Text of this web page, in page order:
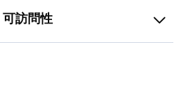
可訪問性